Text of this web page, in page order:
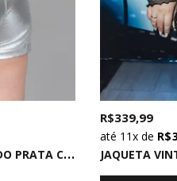
S
HORT HOT PANT METALIZADO PRATA COM ESTRELA PRETO JAQUETA
R$ 339,99
11x de R$